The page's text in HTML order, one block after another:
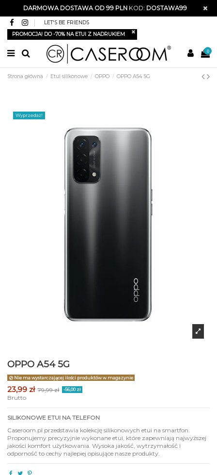
DARMOWA DOSTAWA OD 99 PLNKOD: DOSTAWA99
LET'S BE FRIENDS
PROMOCJA! DO -70% NA ETUI Z NADRUKIEM
0
Strona główna Etui silikonowe OPPO OPPO A54 5G
Wyprzedaż!
OPPO A54 5G
Nie ma wystarczającej ilości produktów w magazynie
23,99 zł 79,99 zł -56,00 zł
Brutto
SILIKONOWE ETUI NA TELEFON
Caseroom.pl przedstawia kolekcję silikonowych etui na smartfon.
Proponujemy precyzyjnie wykonane etui, które zapewniają najwyższej
jakości komfort użytkowania. Wysoka jakość, wytrzymałość i
odporność to cechy najlepiej opisujące nasze produkty.